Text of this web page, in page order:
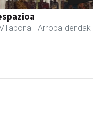
- Arropa-dendak